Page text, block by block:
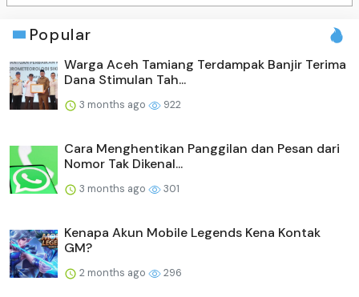
Popular
Warga Aceh Tamiang Terdampak Banjir Terima
Dana Stimulan Tah...
3 months ago 922
Cara Menghentikan Panggilan dan Pesan dari
Nomor Tak Dikenal...
3 months ago 301
Kenapa Akun Mobile Legends Kena Kontak
GM?
2 months ago 296